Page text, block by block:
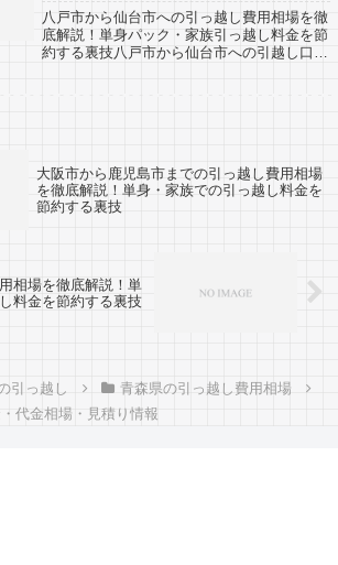
八戸市から仙台市への引っ越し費用相場を徹
底解説！単身パック・家族引っ越し料金を節
約する裏技八戸市から仙台市への引越し口コ
大阪市から鹿児島市までの引っ越し費用相場
を徹底解説！単身・家族での引っ越し料金を
節約する裏技
相場を徹底解説！単
料金を節約する裏技
引っ越し
青森県の引っ越し費用相場
代金相場・見積り情報